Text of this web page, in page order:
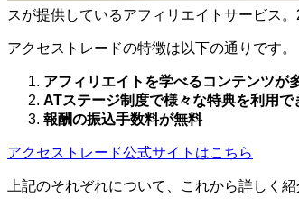
スが提供しているアフィリエイトサービス
アクセストレードの特徴は以下の通りです。
アフィリエイトを学べるコンテンツが
ATステージ制度で様々な特典を利用で
報酬の振込手数料が無料
アクセストレード公式サイトはこちら
上記のそれぞれについて、これから詳しく紹